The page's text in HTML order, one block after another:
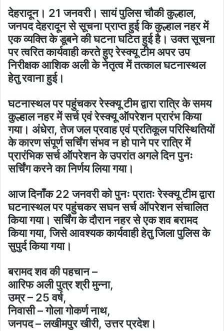
देहरादून। 21 जनवरी। सायं पुलिस चौकी कुल्हाल,
जनपद देहरादून से सूचना प्राप्त हुई कि कुल्हाल नहर में
एक व्यक्ति के डूबने की घटना घटित हुई है। उक्त सूचना
पर त्वरित कार्यवाही करते हुए रेस्क्यू टीम अपर उप
निरीक्षक आशिक अली के नेतृत्व में तत्काल घटनास्थल
हेतु रवाना हुई।
घटनास्थल पर पहुंचकर रेस्क्यू टीम द्वारा रात्रि के समय
कुल्हाल नहर में सर्च एवं रेस्क्यू ऑपरेशन प्रारंभ किया
गया। अंधेरा, तेज जल प्रवाह एवं प्रतिकूल परिस्थितियों
के कारण संपूर्ण सर्चिंग संभव न हो पाने पर रात्रि में
प्रारंभिक सर्च ऑपरेशन के उपरांत अगले दिन पुनः
सर्चिंग करने का निर्णय लिया गया।
आज दिनाँक 22 जनवरी को पुनः प्रातः रेस्क्यू टीम द्वारा
घटनास्थल पर पहुंचकर सघन सर्च ऑपरेशन संचालित
किया गया। सर्चिंग के दौरान नहर से एक शव बरामद
किया गया, जिसे आवश्यक कार्यवाही हेतु जिला पुलिस के
सुपुर्द किया गया।
बरामद शव की पहचान –
आरिफ अली पुत्र श्री मुन्ना,
उम्र – 25 वर्ष,
निवासी – गोला गोकर्ण नाथ,
जनपद – लखीमपुर खीरी, उत्तर प्रदेश।